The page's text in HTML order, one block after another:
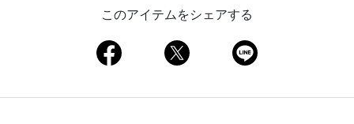
このアイテムをシェアする